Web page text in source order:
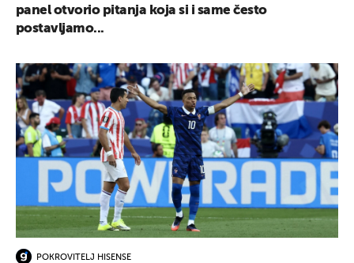
panel otvorio pitanja koja si i same često
postavljamo...
POKROVITELJ HISENSE